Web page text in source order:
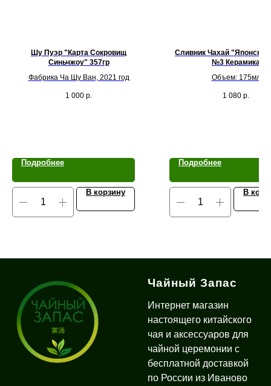
Шу Пуэр "Карта Сокровищ
Синьчжоу" 357гр
Фабрика Ча Шу Ван, 2021 год
1 000 р.
Подробнее
В корзину
Сливник Чахай
№3 Керамика
Объем: 175мл
1 080 р.
Подробнее
В
Чайный Запас
Интернет магазин
настоящего китайского
чая и аксессуаров для
чайной церемонии с
бесплатной доставкой
по России из Иваново